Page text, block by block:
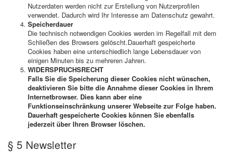
Nutzerdaten werden nicht zur Erstellung von Nutzerprofilen
verwendet. Dadurch wird Ihr Interesse am Datenschutz gewahrt.
Speicherdauer
Die technisch notwendigen Cookies werden im Regelfall mit dem
Schließen des Browsers gelöscht.Dauerhaft gespeicherte
Cookies haben eine unterschiedlich lange Lebensdauer von
einigen Minuten bis zu mehreren Jahren.
WIDERSPRUCHSRECHT
Falls Sie die Speicherung dieser Cookies nicht wünschen,
deaktivieren Sie bitte die Annahme dieser Cookies in Ihrem
Internetbrowser. Dies kann aber eine
Funktionseinschränkung unserer Webseite zur Folge haben.
Dauerhaft gespeicherte Cookies können Sie ebenfalls
jederzeit über Ihren Browser löschen.
§ 5 Newsletter